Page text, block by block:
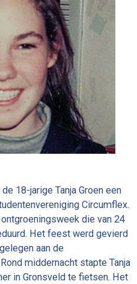
18-jarige Tanja Groen een
Circumflex.
die van 24
Het feest werd gevierd
aan de
middernacht stapte Tanja
in Gronsveld te fietsen. Het